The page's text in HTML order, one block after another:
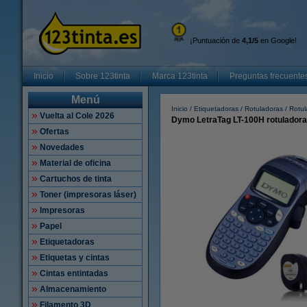
¡Puntuación de 4,1/5 en Google!
Inicio Sobre 123tinta Marca 123tinta Preguntas
Menú
Vuelta al Cole 2026
Ofertas
Novedades
Material de oficina
Cartuchos de tinta
Toner (impresoras láser)
Impresoras
Papel
Etiquetadoras
Etiquetas y cintas
Cintas entintadas
Almacenamiento
Filamento 3D
Inicio Etiquetadoras Rotuladoras
Dymo LetraTag LT-100H